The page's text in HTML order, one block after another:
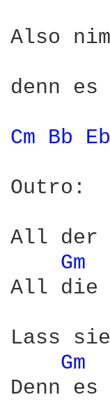
Also
denn
Cm Bb
Outro:
All der
Gm
All die
Lass
Gm